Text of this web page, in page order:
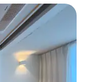
de